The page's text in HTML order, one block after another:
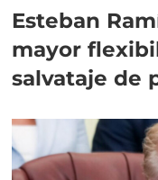
Esteban
mayor
salvataje de